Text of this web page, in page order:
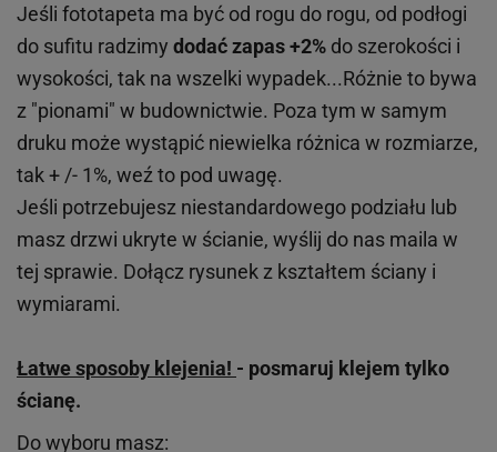
Jeśli fototapeta ma być od rogu do rogu, od podłogi
do sufitu radzimy dodać zapas +2% do szerokości i
wysokości, tak na wszelki wypadek...Różnie to bywa
z "pionami" w budownictwie. Poza tym w samym
druku może wystąpić niewielka różnica w rozmiarze,
tak + /- 1%, weź to pod uwagę.
Jeśli potrzebujesz niestandardowego podziału lub
masz drzwi ukryte w ścianie, wyślij do nas maila w
tej sprawie. Dołącz rysunek z kształtem ściany i
wymiarami.
Łatwe sposoby klejenia! - posmaruj klejem tylko
ścianę.
Do wyboru masz: